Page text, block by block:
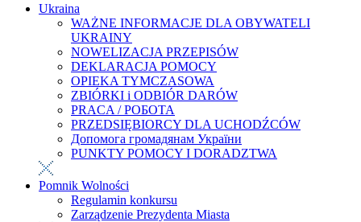
Ukraina
WAŻNE INFORMACJE DLA OBYWATELI
UKRAINY
NOWELIZACJA PRZEPISÓW
DEKLARACJA POMOCY
OPIEKA TYMCZASOWA
ZBIÓRKI i ODBIÓR DARÓW
PRACA / РОБОТА
PRZEDSIĘBIORCY DLA UCHODŹCÓW
Допомога громадянам України
PUNKTY POMOCY I DORADZTWA
Pomnik Wolności
Regulamin konkursu
Zarządzenie Prezydenta Miasta